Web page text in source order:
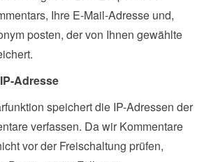
Ihre E-Mail-Adresse und,
posten, der von Ihnen gewählte
Adresse
speichert die IP-Adressen der
verfassen. Da wir Kommentare
vor der Freischaltung prüfen,